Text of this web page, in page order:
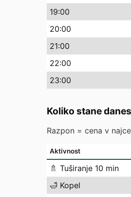
19:00
20:00
21:00
22:00
23:00
Koliko stane danes
Razpon = cena v
Aktivnost
🚿 Tuširanje 10 min
🛁 Kopel